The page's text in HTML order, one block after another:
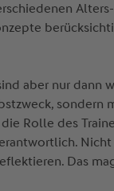
aber nur dann
sondern
Rolle des
Das